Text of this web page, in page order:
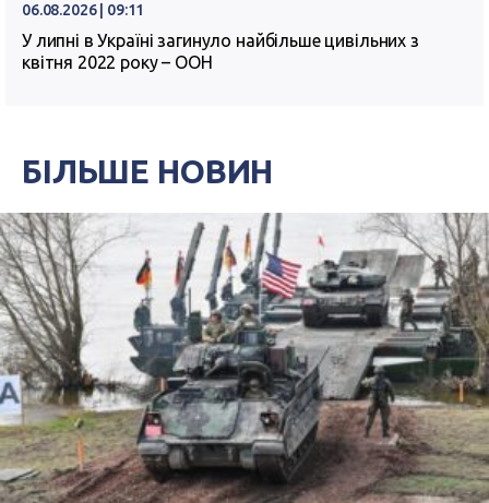
06.08.2026 | 09:11
У липні в Україні загинуло найбільше цивільних з
квітня 2022 року – ООН
БІЛЬШЕ НОВИН